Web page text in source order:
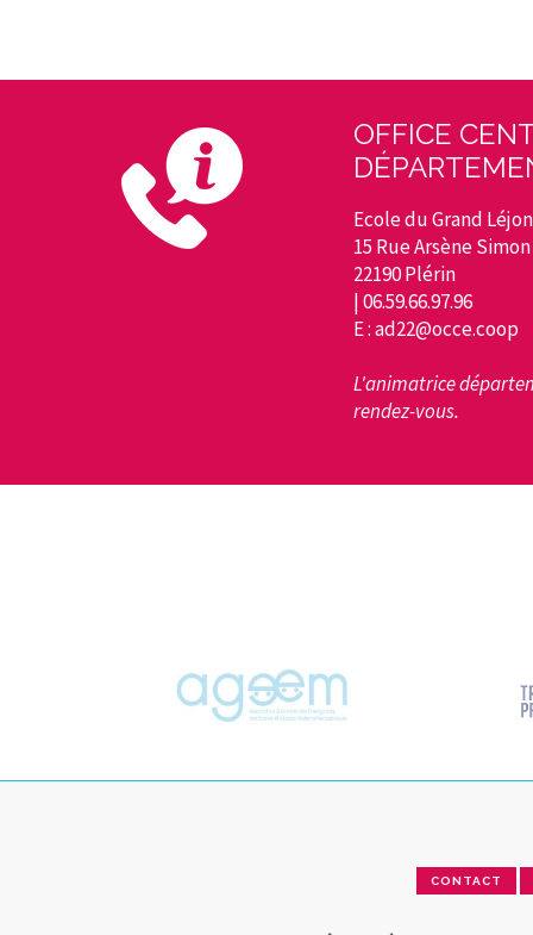
OFFICE
Ecole du Grand Léjon
15 Rue Arsène Simon
22190 Plérin
| 06.59.66.97.96
E : ad22@occe.coop
L'animatrice
rendez-vous.
CONTACT